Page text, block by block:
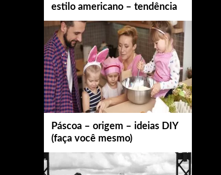
estilo americano – tendência
Páscoa – origem – ideias DIY
(faça você mesmo)